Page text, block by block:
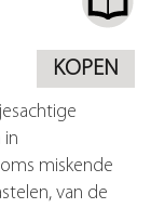
KOPEN
in
miskende
van de